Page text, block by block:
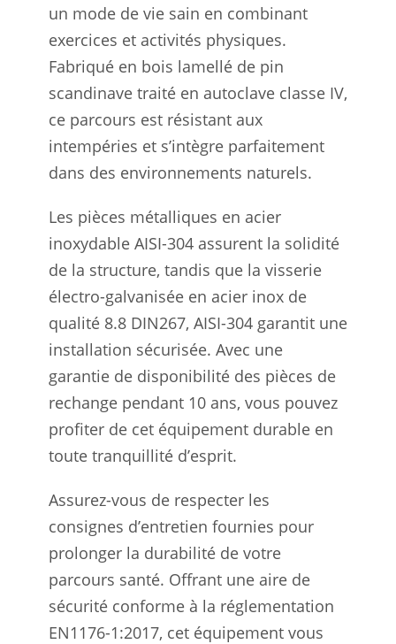
un mode de vie sain en combinant
exercices et activités physiques.
Fabriqué en bois lamellé de pin
scandinave traité en autoclave classe IV,
ce parcours est résistant aux
intempéries et s’intègre parfaitement
dans des environnements naturels.
Les pièces métalliques en acier
inoxydable AISI-304 assurent la solidité
de la structure, tandis que la visserie
électro-galvanisée en acier inox de
qualité 8.8 DIN267, AISI-304 garantit une
installation sécurisée. Avec une
garantie de disponibilité des pièces de
rechange pendant 10 ans, vous pouvez
profiter de cet équipement durable en
toute tranquillité d’esprit.
Assurez-vous de respecter les
consignes d’entretien fournies pour
prolonger la durabilité de votre
parcours santé. Offrant une aire de
sécurité conforme à la réglementation
EN1176-1:2017, cet équipement vous